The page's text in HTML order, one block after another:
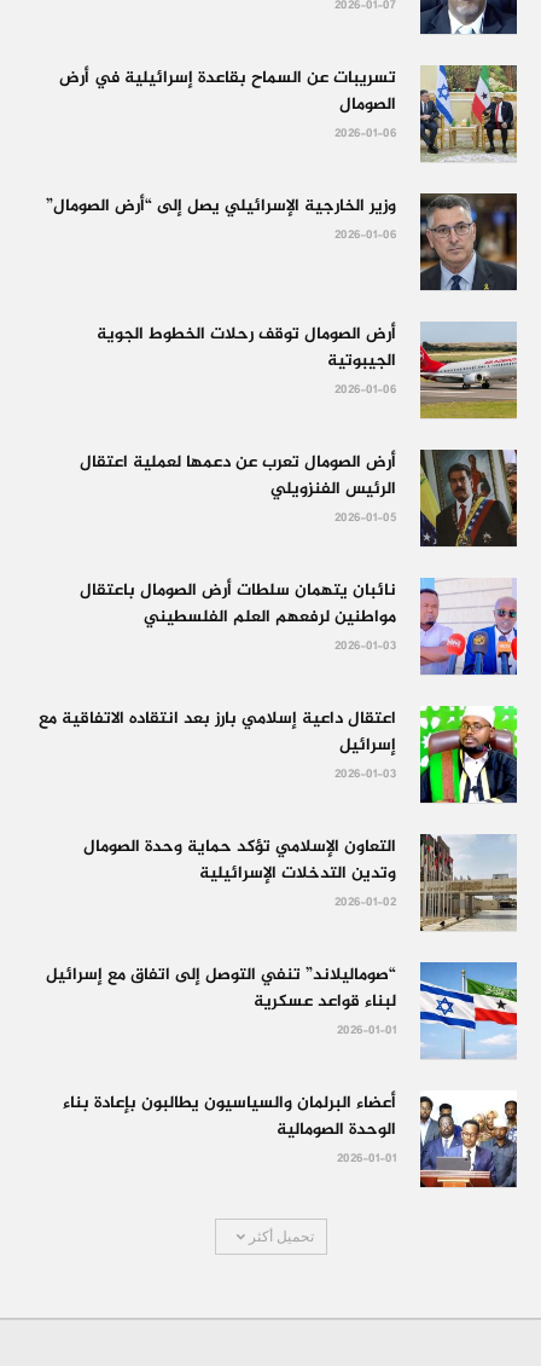
2026-01-07
تسريبات عن السماح بقاعدة إسرائيلية في أرض
الصومال
2026-01-06
وزير الخارجية الإسرائيلي يصل إلى “أرض الصومال”
2026-01-06
أرض الصومال توقف رحلات الخطوط الجوية
الجيبوتية
2026-01-06
أرض الصومال تعرب عن دعمها لعملية اعتقال
الرئيس الفنزويلي
2026-01-05
نائبان يتهمان سلطات أرض الصومال باعتقال
مواطنين لرفعهم العلم الفلسطيني
2026-01-03
اعتقال داعية إسلامي بارز بعد انتقاده الاتفاقية مع
إسرائيل
2026-01-03
التعاون الإسلامي تؤكد حماية وحدة الصومال
وتدين التدخلات الإسرائيلية
2026-01-02
“صوماليلاند” تنفي التوصل إلى اتفاق مع إسرائيل
لبناء قواعد عسكرية
2026-01-01
أعضاء البرلمان والسياسيون يطالبون بإعادة بناء
الوحدة الصومالية
2026-01-01
تحميل أكثر